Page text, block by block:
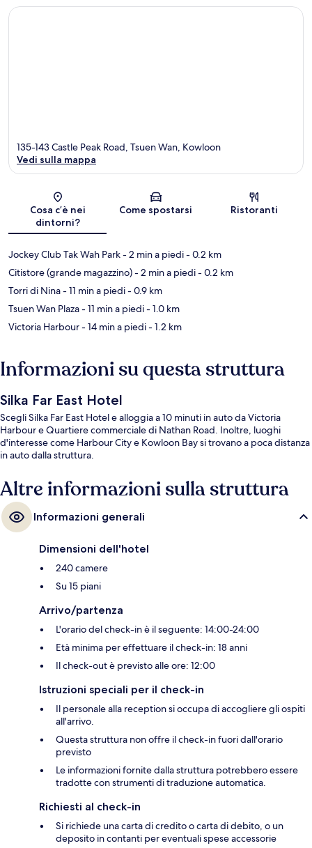
Mappa
135-143 Castle Peak Road, Tsuen Wan, Kowloon
Vedi sulla mappa
Cosa c’è nei
dintorni?
Come spostarsi Ristoranti
Jockey Club Tak Wah Park- 2 min a piedi- 0.2 km
Citistore (grande magazzino)- 2 min a piedi- 0.2 km
Torri di Nina- 11 min a piedi- 0.9 km
Tsuen Wan Plaza- 11 min a piedi- 1.0 km
Victoria Harbour- 14 min a piedi- 1.2 km
Informazioni su questa struttura
Silka Far East Hotel
Scegli Silka Far East Hotel e alloggia a 10 minuti in auto da Victoria
Harbour e Quartiere commerciale di Nathan Road. Inoltre, luoghi
d'interesse come Harbour City e Kowloon Bay si trovano a poca distanza
in auto dalla struttura.
Altre informazioni sulla struttura
Informazioni generali
Dimensioni dell'hotel
240 camere
Su 15 piani
Arrivo/partenza
L'orario del check-in è il seguente: 14:00-24:00
Età minima per effettuare il check-in: 18 anni
Il check-out è previsto alle ore: 12:00
Istruzioni speciali per il check-in
Il personale alla reception si occupa di accogliere gli ospiti
all'arrivo.
Questa struttura non offre il check-in fuori dall'orario
previsto
Le informazioni fornite dalla struttura potrebbero essere
tradotte con strumenti di traduzione automatica.
Richiesti al check-in
Si richiede una carta di credito o carta di debito, o un
deposito in contanti per eventuali spese accessorie